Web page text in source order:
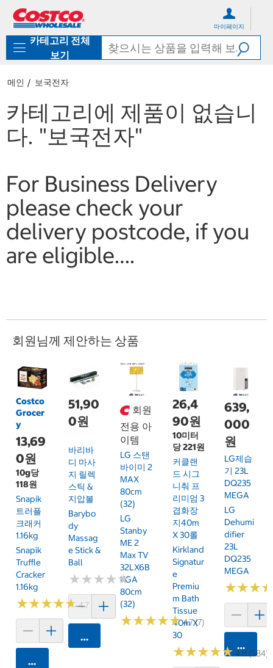
로
기
가
마이페이지
카테고리 전체
보기
메인 보국전자
카테고리에 제품이 없습니
다. "보국전자"
For Business Delivery
please check your
delivery postcode, if you
are eligible….
회원님께 제안하는 상품
Costco
Grocer
y
13,69
0원
10g당
118원
Snapik
트러플
크래커
1.16kg
Snapik
Truffle
Cracker
1.16kg
★★★★★
★★★★★4.7 (159)
카트에 담기
51,90
0원
바리바
디 마사
지 릴렉
스틱 &
지압볼
Barybo
Dy
Massag
E Stick &
Ball
★★★★★
★★★★★
카트에 담기
회원
전용 아
이템
LG 스탠
바이미 2
MAX
80cm
(32)
LG
Stanby
ME 2
Max TV
32LX6B
KGA
80cm
(32)
★★★★★
★★★★★4.7 (7)
26,4
90원
10미터
당 221원
커클랜
드 시그
니춰 프
리미엄 3
겹화장
지40m
X 30롤
Kirkland
Signatur
E
Premiu
M Bath
Tissue
40m X
30
★★★★★
★★★★★ 4.8 (584)
639,
000
원
LG제습
기 23L
DQ235
MEGA
LG
Dehumi
Difier
23L
DQ235
MEGA
★★★
★★★
카트에